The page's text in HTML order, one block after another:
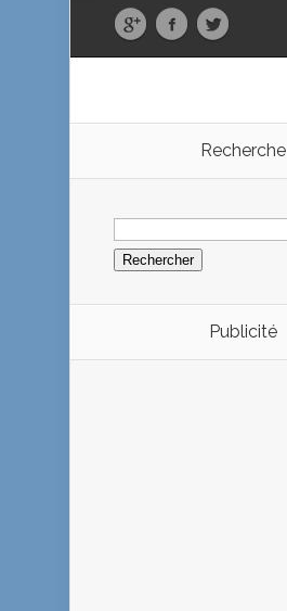
Recherche
Rechercher :
Publicité